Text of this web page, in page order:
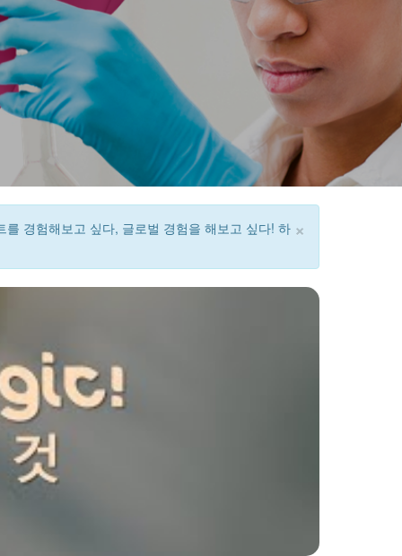
×
경험해보고 싶다, 글로벌 경험을 해보고 싶다! 하